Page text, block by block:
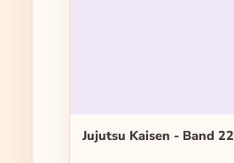
Jujutsu Kaisen - Band 22